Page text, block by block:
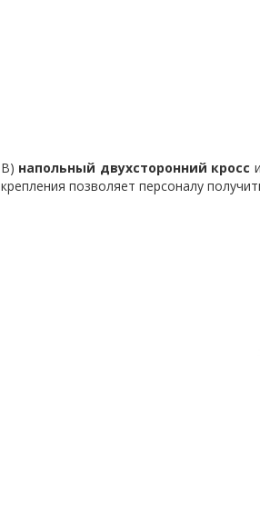
В) напольный двухсторонний кросс
крепления позволяет персоналу